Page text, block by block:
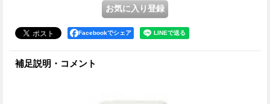
Facebookでシェア
補足説明・コメント